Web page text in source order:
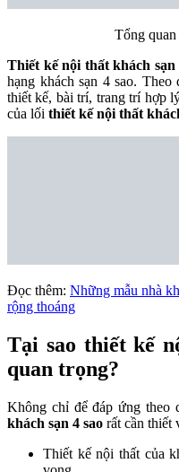
Tổng quan
Thiết kế nội thất khách sạn
hạng khách sạn 4 sao.
thiết kế, bài trí, trang trí hợp
của lối thiết kế nội thất
Đọc thêm: Những mẫu nhà
rộng thoáng
Tại sao thiết kế
quan trọng?
Không chỉ để đáp ứng theo
khách sạn 4 sao rất cần thiết
Thiết kế nội thất của